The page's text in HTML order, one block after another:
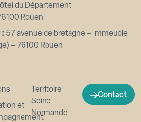
du Département
Rouen
: 57 avenue de bretagne – Immeuble
– 76100 Rouen
et
Territoire
Seine
Normande
Contact